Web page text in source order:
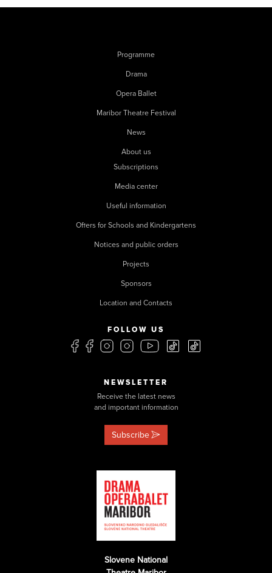
Programme
Drama
Opera Ballet
Maribor Theatre Festival
News
About us
Subscriptions
Media center
Useful information
Offers for Schools and Kindergartens
Notices and public orders
Projects
Sponsors
Location and Contacts
FOLLOW US
NEWSLETTER
Receive the latest news
and important information
Subscribe
Slovene National